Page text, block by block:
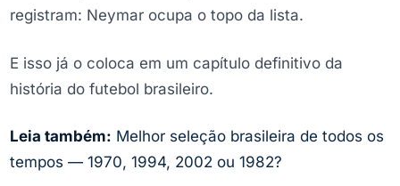
registram: Neymar ocupa o topo da lista.
E isso já o coloca em um capítulo definitivo da
história do futebol brasileiro.
Leia também: Melhor seleção brasileira de todos os
tempos — 1970, 1994, 2002 ou 1982?